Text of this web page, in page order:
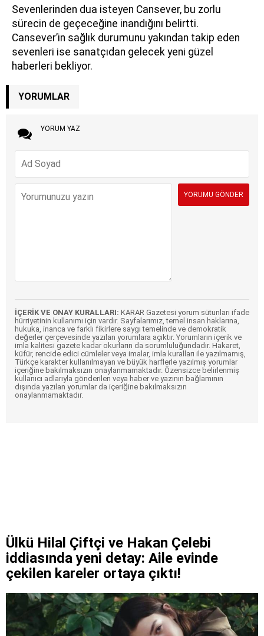
Sevenlerinden dua isteyen Cansever, bu zorlu
sürecin de geçeceğine inandığını belirtti.
Cansever’in sağlık durumunu yakından takip eden
sevenleri ise sanatçıdan gelecek yeni güzel
haberleri bekliyor.
YORUMLAR
YORUM YAZ
İÇERİK VE ONAY KURALLARI: KARAR Gazetesi yorum sütunları ifade
hürriyetinin kullanımı için vardır. Sayfalarımız, temel insan haklarına,
hukuka, inanca ve farklı fikirlere saygı temelinde ve demokratik
değerler çerçevesinde yazılan yorumlara açıktır. Yorumların içerik ve
imla kalitesi gazete kadar okurların da sorumluluğundadır. Hakaret,
küfür, rencide edici cümleler veya imalar, imla kuralları ile yazılmamış,
Türkçe karakter kullanılmayan ve büyük harflerle yazılmış yorumlar
içeriğine bakılmaksızın onaylanmamaktadır. Özensizce belirlenmiş
kullanıcı adlarıyla gönderilen veya haber ve yazının bağlamının
dışında yazılan yorumlar da içeriğine bakılmaksızın
onaylanmamaktadır.
Ülkü Hilal Çiftçi ve Hakan Çelebi
iddiasında yeni detay: Aile evinde
çekilen kareler ortaya çıktı!